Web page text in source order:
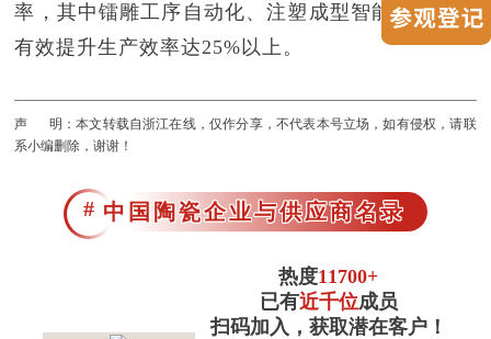
率，其中镭雕工序自动化、注塑成型智能化等改造
有效提升生产效率达25%以上。
声 明：本文转载自浙江在线，仅作分享，不代表本号立场，如有侵权，请联
系小编删除，谢谢！
# 中国陶瓷企业与供应商名录
热度11700+
已有近千位成员
扫码加入， 获取潜在客户！